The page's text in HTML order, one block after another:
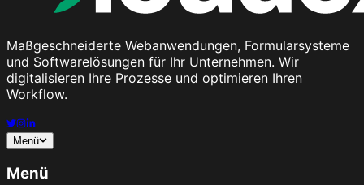
Maßgeschneiderte Webanwendungen, Formularsysteme
und Softwarelösungen für Ihr Unternehmen. Wir
digitalisieren Ihre Prozesse und optimieren Ihren
Workflow.
Menü
Menü